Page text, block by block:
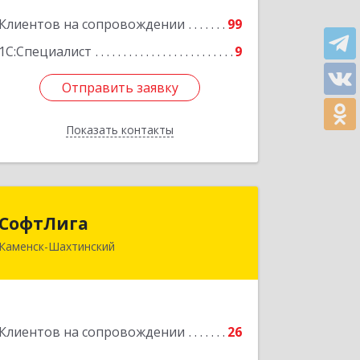
Клиентов на сопровождении
99
1С:Специалист
9
Отправить заявку
Показать контакты
Отправить заявку
Назад
СофтЛига
Каменск-Шахтинский
Клиентов на сопровождении 26
347800, Ростовская обл, Каменск-
Подробнее